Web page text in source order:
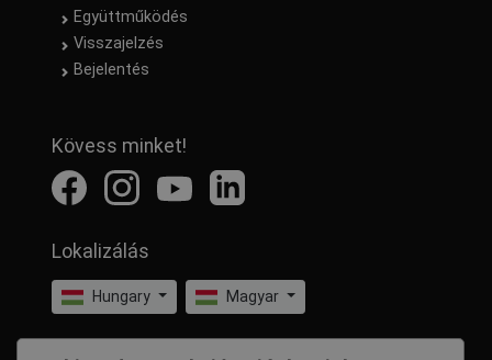
Együttműködés
Visszajelzés
Bejelentés
Kövess minket!
Lokalizálás
Hungary Magyar